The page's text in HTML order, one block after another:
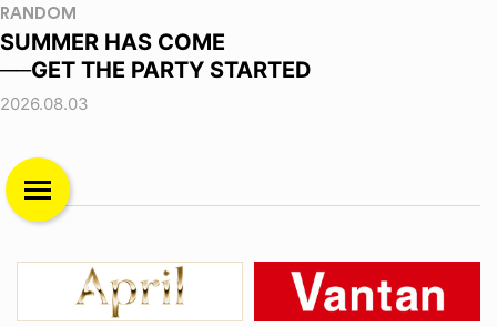
RANDOM
SUMMER HAS COME
──GET THE PARTY STARTED
2026.08.03